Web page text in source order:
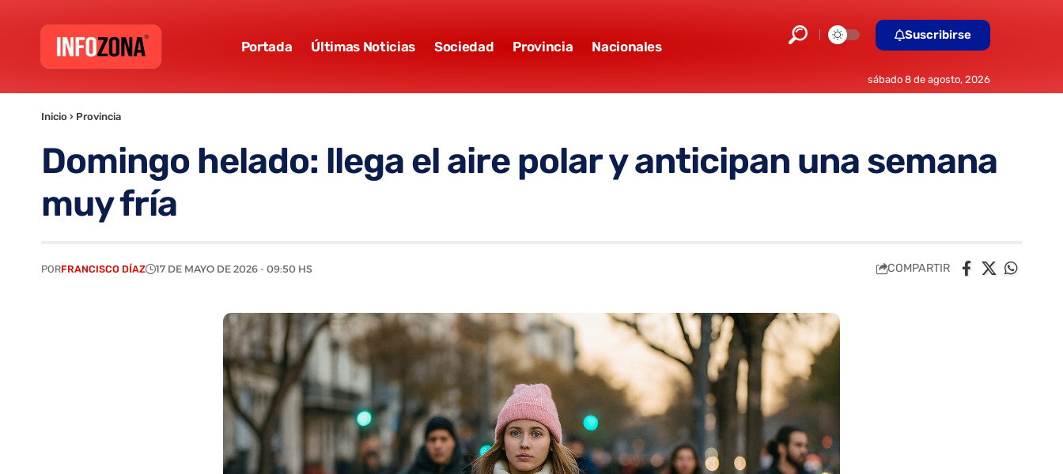
Portada Últimas Noticias Sociedad Provincia Nacionales
Suscribirse
sábado 8 de agosto, 2026
Inicio › Provincia
Domingo helado: llega el aire polar y anticipan una semana
muy fría
PORFRANCISCO DÍAZ 17 DE MAYO DE 2026 - 09:50 HS COMPARTIR